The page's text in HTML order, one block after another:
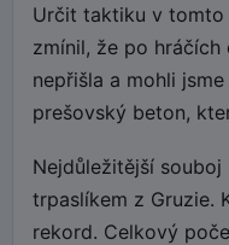
Určit taktiku v tomto
zmínil, že po
nepřišla a mohli
prešovský beton,
Nejdůležitější
trpaslíkem z Gruzie.
rekord. Celkový